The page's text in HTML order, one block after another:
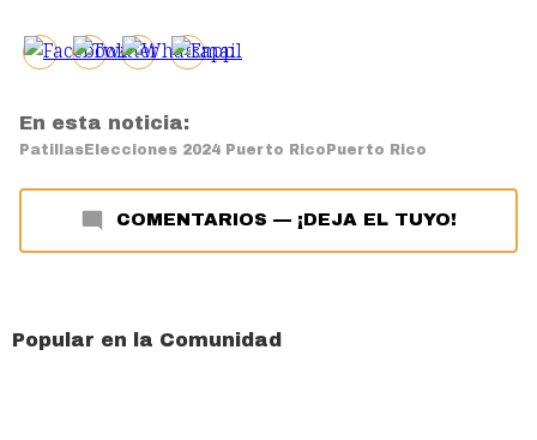
En esta noticia:
PatillasElecciones 2024 Puerto RicoPuerto Rico
COMENTARIOS — ¡DEJA EL TUYO!
Popular en la Comunidad